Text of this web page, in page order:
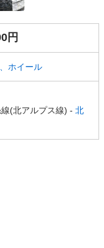
円
ホイール
(北アルプス線) - 北